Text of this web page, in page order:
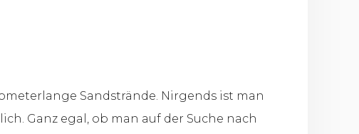
Sandstrände. Nirgends ist man
Ganz egal, ob man auf der Suche nach